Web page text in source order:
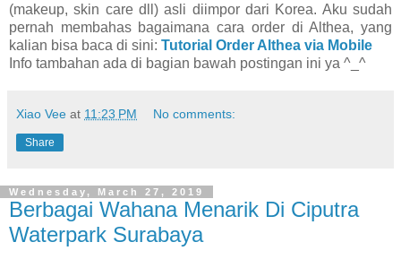
(makeup, skin care dll) asli diimpor dari Korea. Aku sudah
pernah membahas bagaimana cara order di Althea, yang
kalian bisa baca di sini: Tutorial Order Althea via Mobile
Info tambahan ada di bagian bawah postingan ini ya ^_^
Xiao Vee at 11:23 PM No comments:
Share
Wednesday, March 27, 2019
Berbagai Wahana Menarik Di Ciputra
Waterpark Surabaya